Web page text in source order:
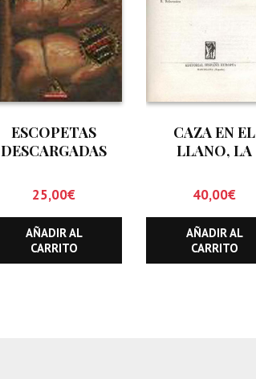
ESCOPETAS
DESCARGADAS
25,00€
AÑADIR AL
CARRITO
CAZA EN EL
LLANO, LA
40,00€
AÑADIR AL
CARRITO